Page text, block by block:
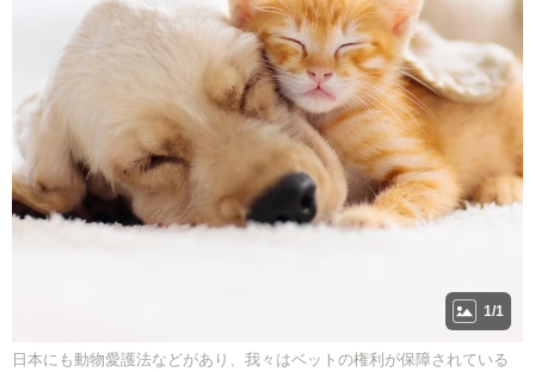
1/1
日本にも動物愛護法などがあり、我々はベットの権利が保障されている